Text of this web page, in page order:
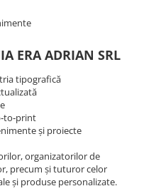
ERA ADRIAN SRL
tipografică
și proiecte
organizatorilor de
precum și tuturor celor
și produse personalizate.